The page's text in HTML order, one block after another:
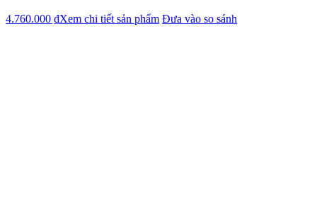
4.760.000 ₫Xem chi tiết sản phẩm Đưa vào so sánh